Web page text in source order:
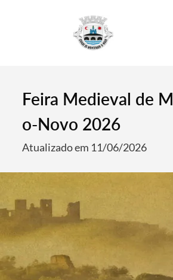
Feira Medieval de
o-Novo 2026
Atualizado em 11/06/2026